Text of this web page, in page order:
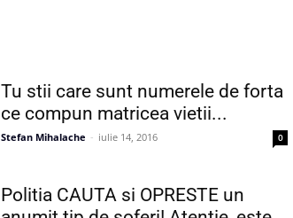
Tu stii care sunt numerele de forta
ce compun matricea vietii...
Stefan Mihalache - iulie 14, 2016 0
Politia CAUTA si OPRESTE un